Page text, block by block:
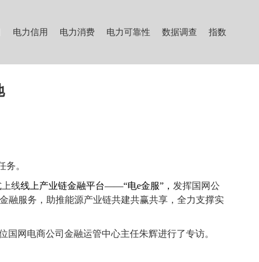
电力信用 电力消费 电力可靠性 数据调查 指数
。
上线线上产业链金融平台——“电e金服”， 发挥国 网公
融服务，助推能源产业链共建共赢共享，全力支撑实
国网电商公司金融运管中心主任朱辉进行了专访。